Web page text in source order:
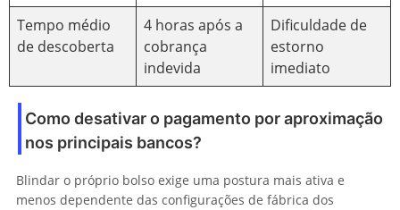
Tempo médio
de descoberta
4 horas após a
cobrança
indevida
Dificuldade de
estorno
imediato
Como desativar o pagamento por aproximação
nos principais bancos?
Blindar o próprio bolso exige uma postura mais ativa e
menos dependente das configurações de fábrica dos